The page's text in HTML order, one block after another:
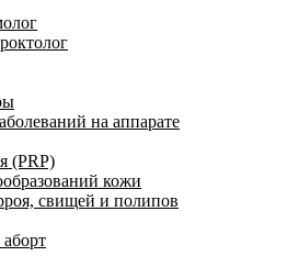
на аппарате
(PRP)
кожи
свищей и полипов